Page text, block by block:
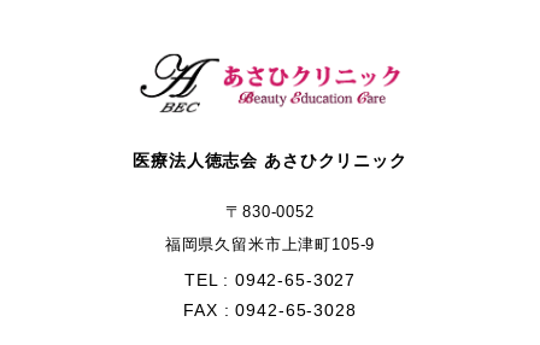
医療法人徳志会 あさひクリニック
〒830-0052
福岡県久留米市上津町105-9
TEL : 0942-65-3027
FAX : 0942-65-3028